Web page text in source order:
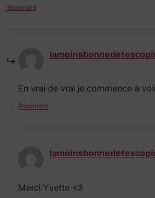
Répondre
En vrai de vrai je commence à
Répondre
Merci Yvette <3